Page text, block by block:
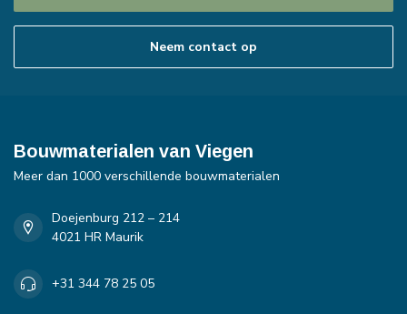
Neem contact op
Bouwmaterialen van Viegen
Meer dan 1000 verschillende bouwmaterialen
Doejenburg 212 – 214
4021 HR Maurik
+31 344 78 25 05